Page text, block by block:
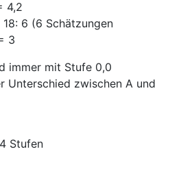
= 4,2
6 (6 Schätzungen
= 3
immer mit Stufe 0,0
Unterschied zwischen A und
Stufen